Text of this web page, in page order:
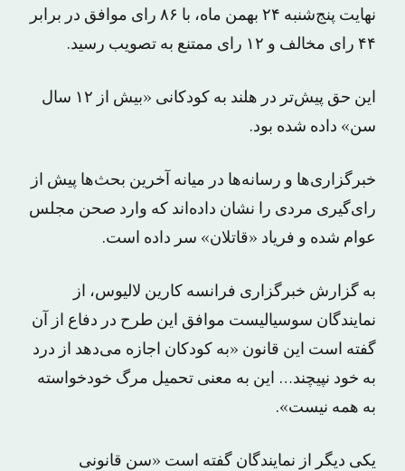
نهایت پنج‌شنبه ۲۴ بهمن ماه، با ۸۶ رای موافق در برابر
۴۴ رای مخالف و ۱۲ رای ممتنع به تصویب رسید.
این حق پیش‌تر در هلند به کودکانی «بیش از ۱۲ سال
سن» داده شده بود.
خبرگزاری‌ها و رسانه‌ها در میانه آخرین بحث‌ها پیش از
رای‌گیری مردی را نشان داده‌اند که وارد صحن مجلس
عوام شده و فریاد «قاتلان» سر داده است.
به گزارش خبرگزاری فرانسه کارین لالیوس، از
نمایندگان سوسیالیست موافق این طرح در دفاع از آن
گفته است این قانون «به کودکان اجازه می‌دهد از درد
به خود نپیچند… این به معنی تحمیل مرگ خودخواسته
به همه نیست».
یکی دیگر از نمایندگان گفته است «سن قانونی